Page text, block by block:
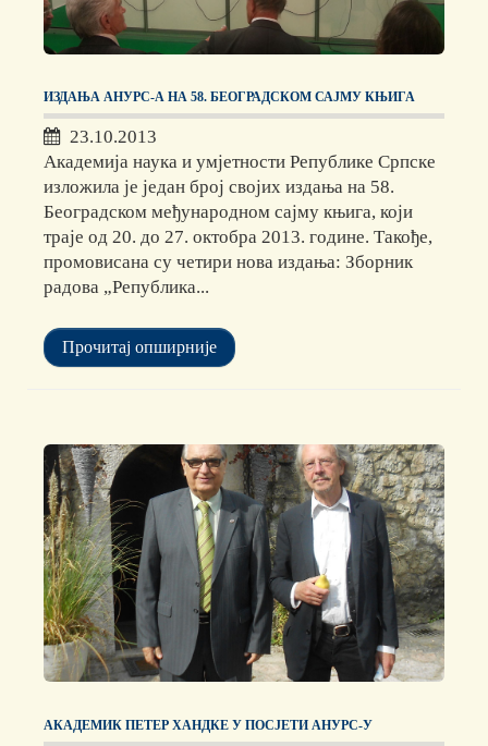
ИЗДАЊА АНУРС-А НА 58. БЕОГРАДСКОМ САЈМУ КЊИГА
23.10.2013
Академија наука и умјетности Републике Српске
изложила је један број својих издања на 58.
Београдском међународном сајму књига, који
траје од 20. до 27. октобра 2013. године. Такође,
промовисана су четири нова издања: Зборник
радова „Република...
Прочитај опширније
АКАДЕМИК ПЕТЕР ХАНДКЕ У ПОСЈЕТИ АНУРС-У